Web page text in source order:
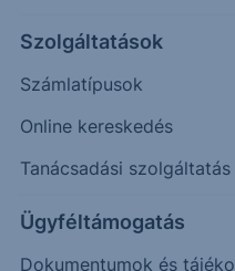
Szolgáltatások
Számlatípusok
Online kereskedés
Tanácsadási szolgáltatás
Ügyféltámogatás
Dokumentumok és
Strukturált
Citibank által
értékpapírok